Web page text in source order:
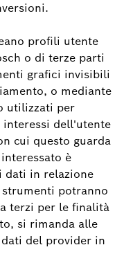
profili utente
o di terze parti
grafici invisibili
o mediante
utilizzati per
dell'utente
cui questo guarda
è
dati in relazione
potranno
terzi per le finalità
si rimanda alle
del provider in